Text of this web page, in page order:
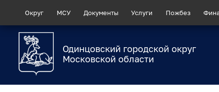
Округ МСУ Документы Услуги Пожбез
Одинцовский городской округ
Московской области